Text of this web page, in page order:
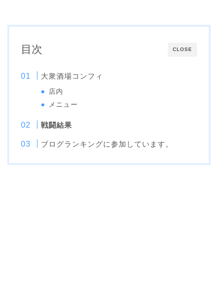
CLOSE
目次
大衆酒場コンフィ
店内
メニュー
戦闘結果
ブログランキングに参加しています。